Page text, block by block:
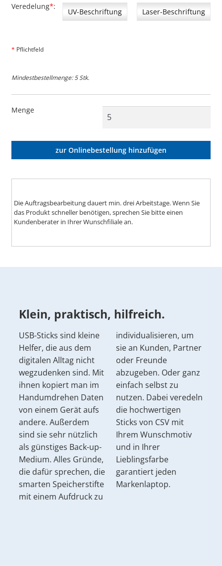
z
Veredelung*
UV-Beschriftung Laser-Beschriftung
* Pflichtfeld
Mindestbestellmenge: 5 Stk.
Menge
zur Onlinebestellung hinzufügen
Die Auftragsbearbeitung dauert min. drei Arbeitstage. Wenn Sie
das Produkt schneller benötigen, sprechen Sie bitte einen
Kundenberater in Ihrer Wunschfiliale an.
Klein, praktisch, hilfreich.
USB-Sticks sind kleine
Helfer, die aus dem
digitalen Alltag nicht
wegzudenken sind. Mit
ihnen kopiert man im
Handumdrehen Daten
von einem Gerät aufs
andere. Außerdem
sind sie sehr nützlich
als günstiges Back-up-
Medium. Alles Gründe,
die dafür sprechen, die
smarten Speicherstifte
mit einem Aufdruck zu
individualisieren, um
sie an Kunden, Partner
oder Freunde
abzugeben. Oder ganz
einfach selbst zu
nutzen. Dabei veredeln
die hochwertigen
Sticks von CSV mit
Ihrem Wunschmotiv
und in Ihrer
Lieblingsfarbe
garantiert jeden
Markenlaptop.